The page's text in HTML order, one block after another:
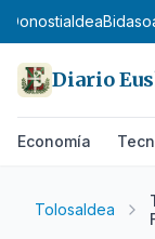
Donostialdea
Diario
Economía
Tolosaldea